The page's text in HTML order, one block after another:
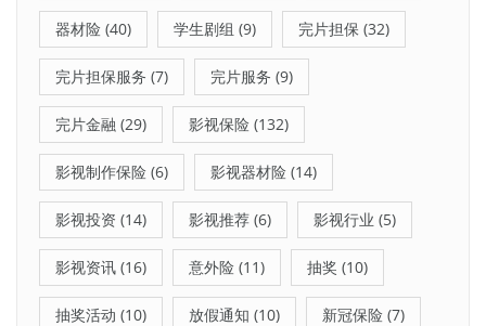
器材险 (40) 学生剧组 (9) 完片担保 (32)
完片担保服务 (7) 完片服务 (9)
完片金融 (29) 影视保险 (132)
影视制作保险 (6) 影视器材险 (14)
影视投资 (14) 影视推荐 (6) 影视行业 (5)
影视资讯 (16) 意外险 (11) 抽奖 (10)
抽奖活动 (10) 放假通知 (10) 新冠保险 (7)